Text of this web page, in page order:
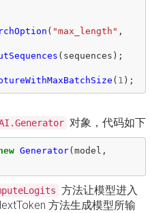
( "max_length" ,
( sequences );
( 1 );
对象，代码如下
Generator(model ,
方法让模型进入
方法生成模型所输